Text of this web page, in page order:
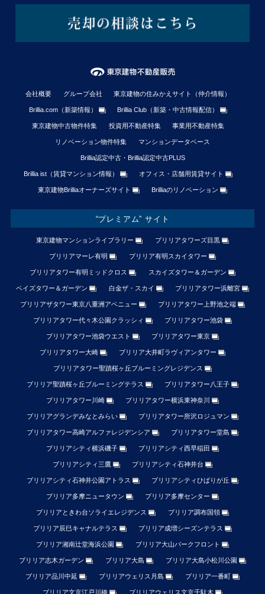
会社概要 グループ会社 東京建物の住みかえサイト（仲介情報）
Brillia.com（新築情報） Brillia Club（新築・中古情報配信）
東京建物中古物件特集 投資用不動産特集 事業用不動産特集
リノベーション物件特集 マンションデータベース
Brillia認定中古・Brillia認定中古PLUS
Brillia ist（賃貸マンション情報） オフィス・店舗用賃貸サイト
東京建物Brilliaオーナーズサイト Brilliaのリノベーション
“プレミアム” サイト
東京建物マンションライブラリー ブリリアタワーズ目黒
ブリリアマーレ有明 ブリリア有明スカイタワー
ブリリアタワー有明ミッドクロス スカイズタワー＆ガーデン
ベイズタワー＆ガーデン 白金ザ・スカイ ブリリアタワー浜離宮
ブリリアザタワー東京八重洲アベニュー ブリリアタワー上野池之端
ブリリアタワー代々木公園クラッシィ ブリリアタワー池袋
ブリリアタワー池袋ウエスト ブリリアタワー東京
ブリリアタワー大崎 ブリリア大井町ラヴィアンタワー
ブリリアタワー聖蹟桜ヶ丘ブルーミングレジデンス
ブリリア聖蹟桜ヶ丘ブルーミングテラス ブリリアタワー八王子
ブリリアタワー川崎 ブリリアタワー横浜東神奈川
ブリリアグランデみなとみらい ブリリアタワー所沢ロジュマン
ブリリアタワー高崎アルファレジデンシア ブリリアタワー堂島
ブリリアシティ横浜磯子 ブリリアシティ西早稲田
ブリリアシティ三鷹 ブリリアシティ石神井台
ブリリアシティ石神井公園アトラス ブリリアシティひばりが丘
ブリリア多摩ニュータウン ブリリア多摩センター
ブリリアときわ台ソライエレジデンス ブリリア調布国領
ブリリア辰巳キャナルテラス ブリリア成増シーズンテラス
ブリリア湘南辻堂海浜公園 ブリリア大山パークフロント
ブリリア志木ガーデン ブリリア大島 ブリリア大島小松川公園
ブリリア品川中延 ブリリアウェリス月島 ブリリア一番町
ブリリア文京江戸川橋 ブリリアウェリス文京千駄木